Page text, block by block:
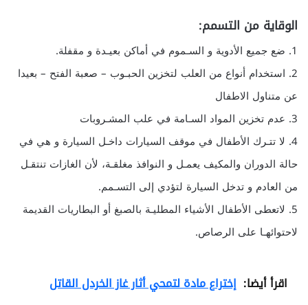
الوقاية من التسمم:
1. ضع جميع الأدوية و السـموم في أماكن بعيـدة و مقفلة.
2. استخدام أنواع من العلب لتخزين الحبـوب – صعبة الفتح – بعيدا
عن متناول الاطفال
3. عدم تخزين المواد السـامة في علب المشـروبات
4. لا تتـرك الأطفال في موقف السيارات داخـل السيارة و هي في
حالة الدوران والمكيف يعمـل و النوافذ مغلقـة، لأن الغازات تنتقـل
من العادم و تدخل السيارة لتؤدي إلى التسـمم.
5. لاتعطى الأطفال الأشياء المطليـة بالصبغ أو البطاريات القديمة
لاحتوائهـا على الرصاص.
اقرأ أيضا: إختراع مادة لتمحي أثار غاز الخردل القاتل